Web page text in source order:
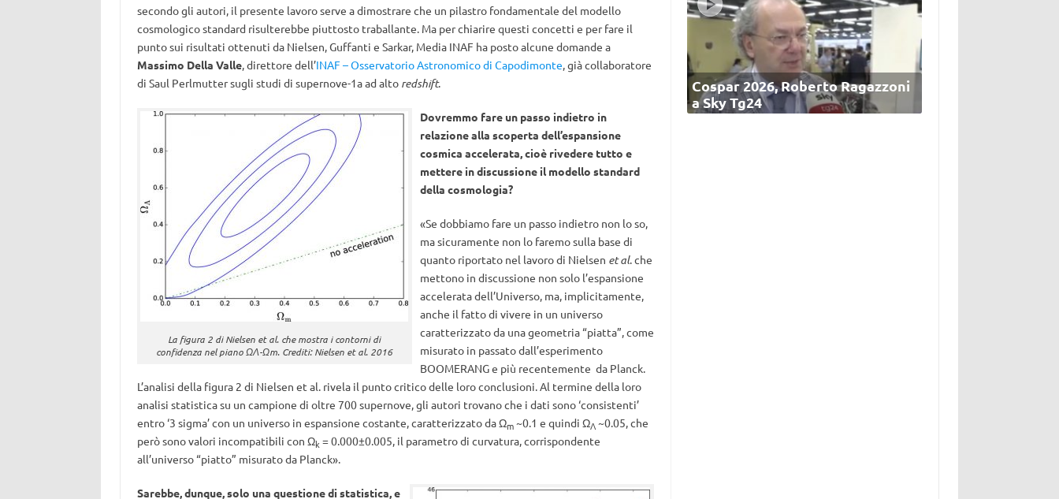
secondo gli autori, il presente lavoro serve a dimostrare che un pilastro fondamentale del modello
cosmologico standard risulterebbe piuttosto traballante. Ma per chiarire questi concetti e per fare il
punto sui risultati ottenuti da Nielsen, Guffanti e Sarkar, Media INAF ha posto alcune domande a
Massimo Della Valle, direttore dell’INAF – Osservatorio Astronomico di Capodimonte, già collaboratore
di Saul Perlmutter sugli studi di supernove-1a ad alto redshift.
La figura 2 di Nielsen et al. che mostra i contorni di
confidenza nel piano ΩΛ-Ωm. Crediti: Nielsen et al. 2016
Dovremmo fare un passo indietro in
relazione alla scoperta dell’espansione
cosmica accelerata, cioè rivedere tutto e
mettere in discussione il modello standard
della cosmologia?
«Se dobbiamo fare un passo indietro non lo so,
ma sicuramente non lo faremo sulla base di
quanto riportato nel lavoro di Nielsen et al. che
mettono in discussione non solo l’espansione
accelerata dell’Universo, ma, implicitamente,
anche il fatto di vivere in un universo
caratterizzato da una geometria “piatta”, come
misurato in passato dall’esperimento
BOOMERANG e più recentemente da Planck.
L’analisi della figura 2 di Nielsen et al. rivela il punto critico delle loro conclusioni. Al termine della loro
analisi statistica su un campione di oltre 700 supernove, gli autori trovano che i dati sono ‘consistenti’
entro ‘3 sigma’ con un universo in espansione costante, caratterizzato da Ωm~0.1 e quindi ΩΛ ~0.05, che
però sono valori incompatibili con Ωk = 0.000±0.005, il parametro di curvatura, corrispondente
all’universo “piatto” misurato da Planck».
Sarebbe, dunque, solo una questione di statistica, e
Cospar 2026, Roberto Ragazzoni
a Sky Tg24